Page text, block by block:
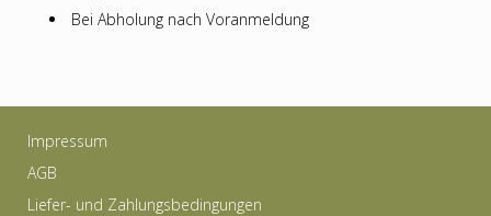
Bei Abholung nach Voranmeldung
Impressum
AGB
Liefer- und Zahlungsbedingungen